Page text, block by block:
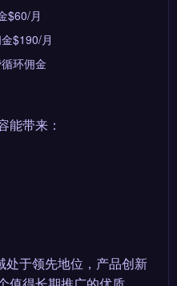
$60/月
$190/月
环佣金
能带来：
处于领先地位，产品创新